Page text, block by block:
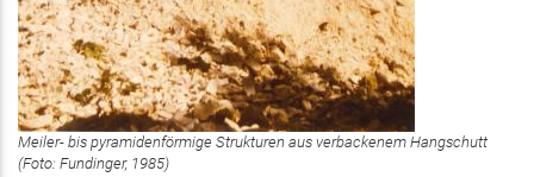
Meiler- bis pyramidenförmige Strukturen aus verbackenem Hangschutt
(Foto: Fundinger, 1985)